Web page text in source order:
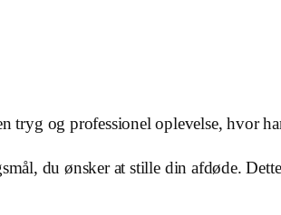
tryg og professionel oplevelse, hvor
du ønsker at stille din afdøde.